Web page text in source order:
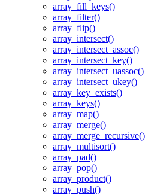
array_fill_keys()
array_filter()
array_flip()
array_intersect()
array_intersect_assoc()
array_intersect_key()
array_intersect_uassoc()
array_intersect_ukey()
array_key_exists()
array_keys()
array_map()
array_merge()
array_merge_recursive()
array_multisort()
array_pad()
array_pop()
array_product()
array_push()